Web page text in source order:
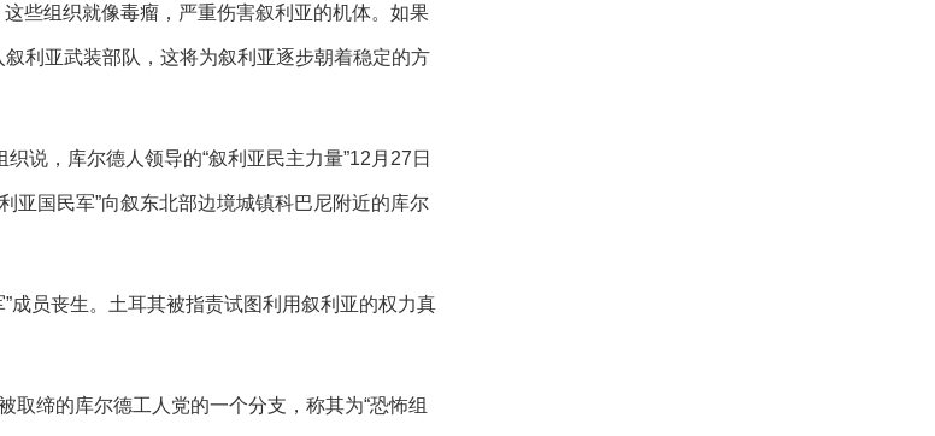
些组织就像毒瘤，严重伤害叙利亚的机体。如果
利亚武装部队，这将为叙利亚逐步朝着稳定的方
说，库尔德人领导的“叙利亚民主力量”12月27日
亚国民军”向叙东北部边境城镇科巴尼附近的库尔
成员丧生。土耳其被指责试图利用叙利亚的权力真
取缔的库尔德工人党的一个分支，称其为“恐怖组